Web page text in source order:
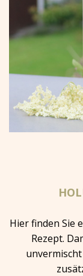
Hier finden Sie
Rezept.